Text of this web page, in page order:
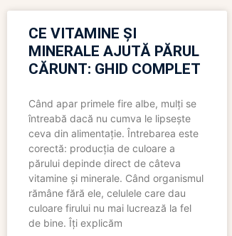
CE VITAMINE ȘI
MINERALE AJUTĂ PĂRUL
CĂRUNT: GHID COMPLET
Când apar primele fire albe, mulți se
întreabă dacă nu cumva le lipsește
ceva din alimentație. Întrebarea este
corectă: producția de culoare a
părului depinde direct de câteva
vitamine și minerale. Când organismul
rămâne fără ele, celulele care dau
culoare firului nu mai lucrează la fel
de bine. Îți explicăm